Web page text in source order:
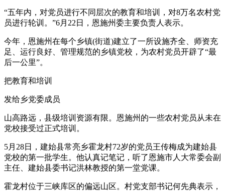
“五年内，对党员进行不同层次的教育和培训，对8万名农村党
员进行轮训。”6月22日，恩施州委主要负责人表示。
今年，恩施州在每个乡镇(街道)建立了一所设施齐全、师资充
足、运行良好、管理规范的乡镇党校，为农村党员开辟了“最
后一公里”。
把教育和培训
发给乡党委成员
山高路远，县级培训资源有限。恩施州的一些农村党员从未在
党校接受过正式培训。
5月28日，建始县常亮乡霍龙村72岁的党员王传梅成为建始县
党校的第一批学生。他认真记笔记，听了恩施市人大常委会副
主任、建始县委书记洪林教授的第一堂党课。
霍龙村位于三峡库区的偏远山区。村党支部书记何先典表示，